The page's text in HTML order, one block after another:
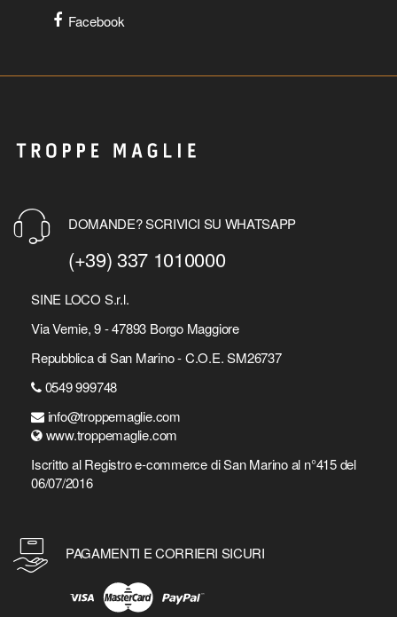
Facebook
DOMANDE? SCRIVICI SU WHATSAPP
(+39) 337 1010000
SINE LOCO S.r.l.
Via Vernie, 9 - 47893 Borgo Maggiore
Repubblica di San Marino - C.O.E. SM26737
0549 999748
info@troppemaglie.com
www.troppemaglie.com
Iscritto al Registro e-commerce di San Marino al n°415 del
06/07/2016
PAGAMENTI E CORRIERI SICURI